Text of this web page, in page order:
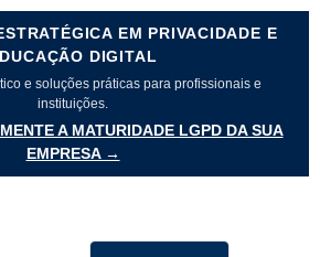
EM PRIVACIDADE E
DIGITAL
e soluções práticas para profissionais e
instituições.
A MATURIDADE LGPD DA SUA
EMPRESA →